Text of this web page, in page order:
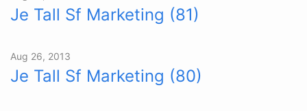
Je Tall Sf Marketing (81)
Aug 26, 2013
Je Tall Sf Marketing (80)